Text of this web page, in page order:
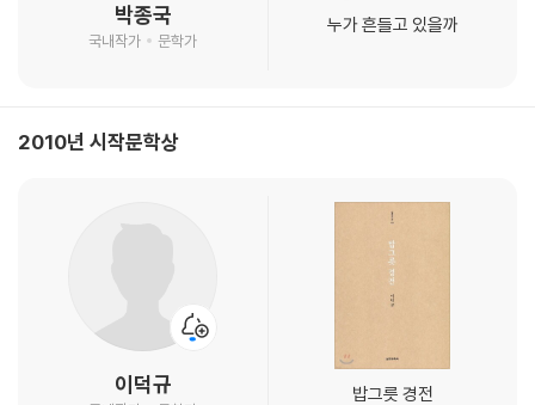
박종국
국내작가 문학가
누가 흔들고 있을까
2010년 시작문학상
이덕규 밥그릇 경전